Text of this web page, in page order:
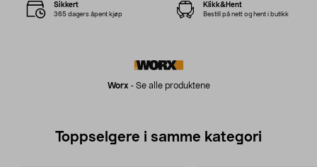
Worx- Se alle produktene
Sikkert
365 dagers åpent kjøp
Klikk&Hent
Bestill på nett og hent i butikk
Toppselgere i samme kategori